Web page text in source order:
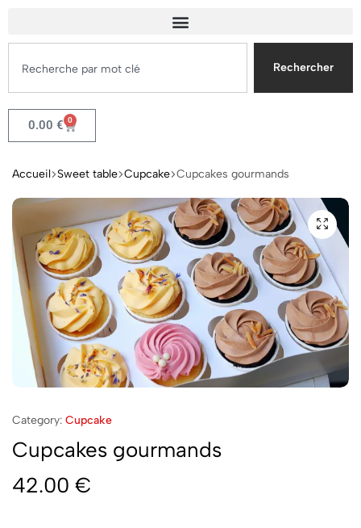
Rechercher
0.00 € 0
Accueil Sweet table Cupcake Cupcakes gourmands
Category: Cupcake
Cupcakes gourmands
42.00 €